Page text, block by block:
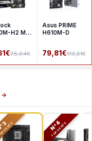
H2 M.2
76,64€
Asus PRIME
H610M-D
79,81€113,31€
→
VENTE N°4
TOP VENTE